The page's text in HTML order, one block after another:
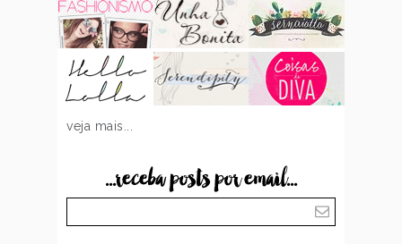
veja mais...
...receba posts por email...